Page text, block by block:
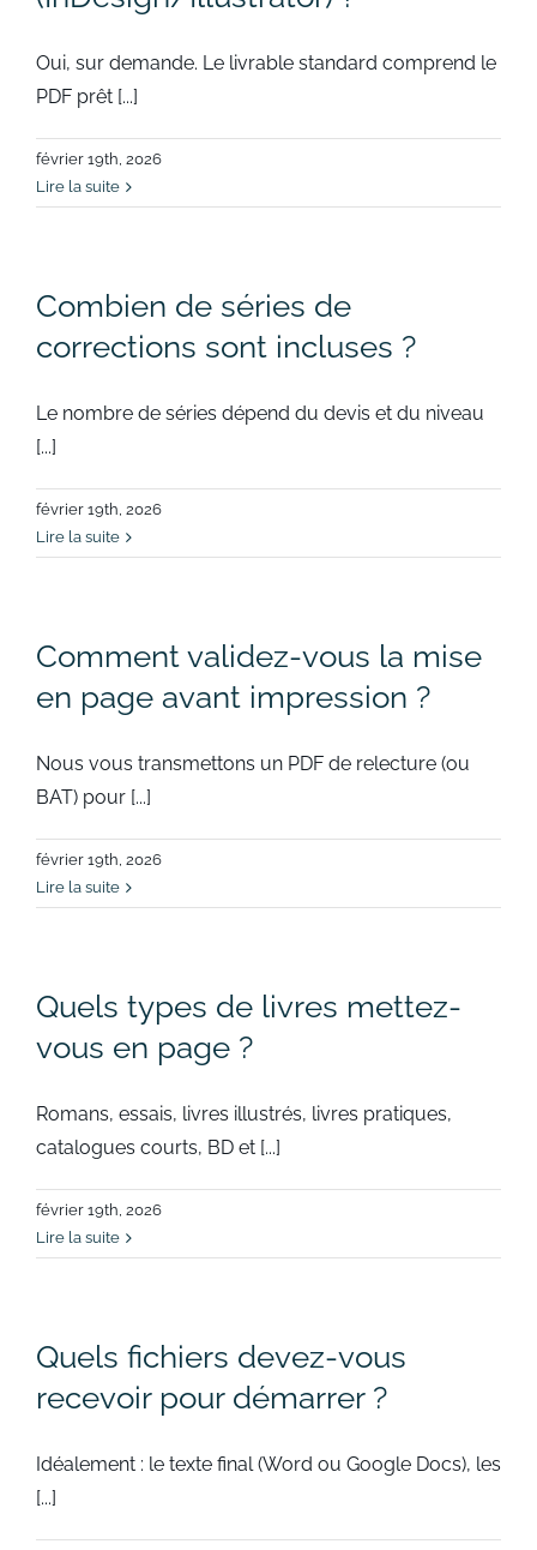
Oui, sur demande. Le livrable standard comprend le
PDF prêt [...]
février 19th, 2026
Lire la suite
Combien de séries de
corrections sont incluses ?
Le nombre de séries dépend du devis et du niveau
[...]
février 19th, 2026
Lire la suite
Comment validez-vous la mise
en page avant impression ?
Nous vous transmettons un PDF de relecture (ou
BAT) pour [...]
février 19th, 2026
Lire la suite
Quels types de livres mettez-
vous en page ?
Romans, essais, livres illustrés, livres pratiques,
catalogues courts, BD et [...]
février 19th, 2026
Lire la suite
Quels fichiers devez-vous
recevoir pour démarrer ?
Idéalement : le texte final (Word ou Google Docs), les
[...]